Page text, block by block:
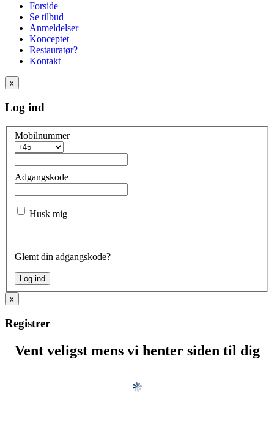
Forside
Se tilbud
Anmeldelser
Konceptet
Restauratør?
Kontakt
x
Log ind
Mobilnummer
Adgangskode
Husk mig
Glemt din adgangskode?
x
Registrer
Vent veligst mens vi henter siden til dig